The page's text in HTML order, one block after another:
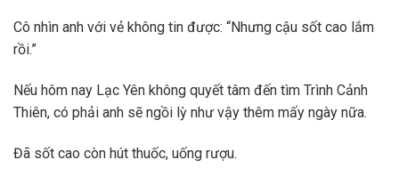
Cô nhìn anh với vẻ không tin được: “Nhưng cậu sốt cao lắm
rồi.”
Nếu hôm nay Lạc Yên không quyết tâm đến tìm Trình Cảnh
Thiên, có phải anh sẽ ngồi lỳ như vậy thêm mấy ngày nữa.
Đã sốt cao còn hút thuốc, uống rượu.